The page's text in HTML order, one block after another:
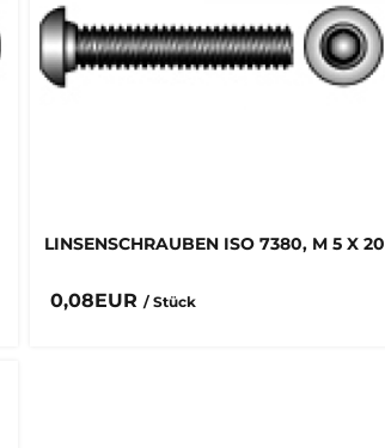
LINSENSCHRAUBEN ISO 7380, M 5 X 20
0,08EUR / Stück